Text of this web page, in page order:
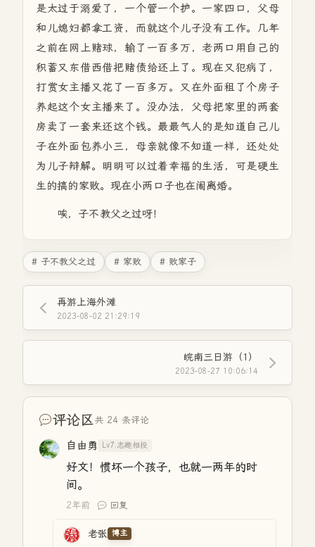
是太过于溺爱了，一个管一个护。一家四口，父母
和儿媳妇都拿工资，而就这个儿子没有工作。几年
之前在网上赌球，输了一百多万，老两口用自己的
积蓄又东借西借把赌债给还上了。现在又犯病了，
打赏女主播又花了一百多万。又在外面租了个房子
养起这个女主播来了。没办法，父母把家里的两套
房卖了一套来还这个钱。最最气人的是知道自己儿
子在外面包养小三，母亲就像不知道一样，还处处
为儿子辩解。明明可以过着幸福的生活，可是硬生
生的搞的家败。现在小两口子也在闹离婚。
唉，子不教父之过呀！
# 子不教父之过 # 家败 # 败家子
再游上海外滩
2023-08-02 21:29:19
皖南三日游（1）
2023-08-27 10:06:14
评论区共 24 条评论
自由勇 Lv7.志趣相投
好文！惯坏一个孩子，也就一两年的时
间。
2年前 回复
老张 博主